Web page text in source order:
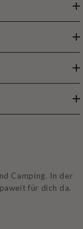
Camping. In der
für dich da.